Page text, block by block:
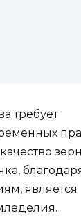
требует
является